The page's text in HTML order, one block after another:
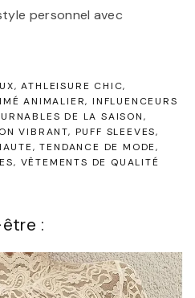
personnel avec
ATHLEISURE CHIC
ANIMALIER INFLUENCEURS
DE LA SAISON
VIBRANT PUFF SLEEVES
TENDANCE DE MODE
VÊTEMENTS DE QUALITÉ
: